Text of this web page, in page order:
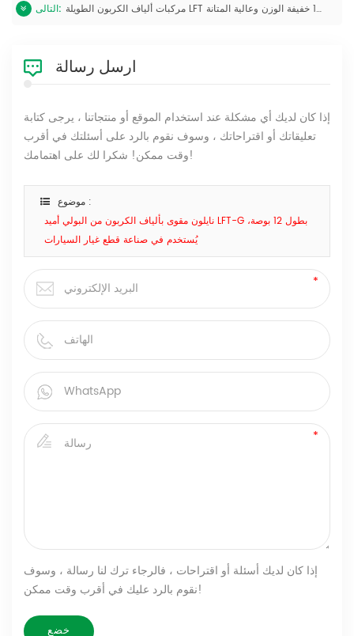
التالى: مركبات ألياف الكربون الطويلة LFT المصنوعة من البولي أميد 12 خفيفة الوزن وعالية المتانة
ارسل رسالة
إذا كان لديك أي مشكلة عند استخدام الموقع أو منتجاتنا ، يرجى كتابة
تعليقاتك أو اقتراحاتك ، وسوف نقوم بالرد على أسئلتك في أقرب
وقت ممكن! شكرا لك على اهتمامك!
موضوع :
نايلون مقوى بألياف الكربون من البولي أميد LFT-G بطول 12 بوصة،
يُستخدم في صناعة قطع غيار السيارات
إذا كان لديك أسئلة أو اقتراحات ، فالرجاء ترك لنا رسالة ، وسوف
نقوم بالرد عليك في أقرب وقت ممكن!